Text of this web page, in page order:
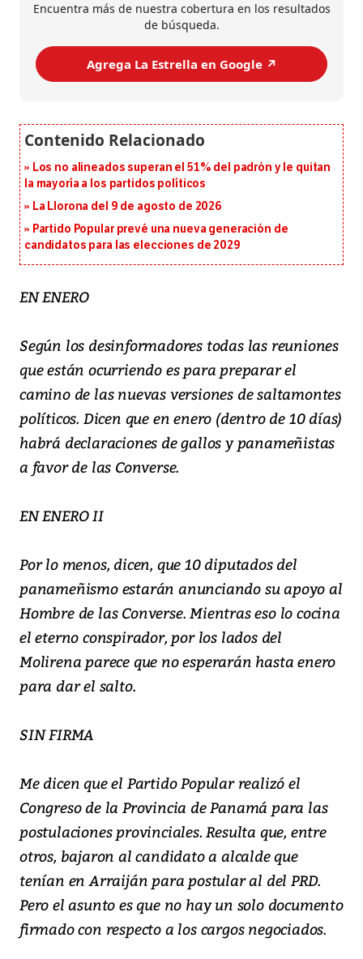
Encuentra más de nuestra cobertura en los resultados
de búsqueda.
Agrega La Estrella en Google ↗️
Los no alineados superan el 51% del padrón y le quitan
la mayoría a los partidos políticos
La Llorona del 9 de agosto de 2026
Partido Popular prevé una nueva generación de
candidatos para las elecciones de 2029
EN ENERO
Según los desinformadores todas las reuniones
que están ocurriendo es para preparar el
camino de las nuevas versiones de saltamontes
políticos. Dicen que en enero (dentro de 10 días)
habrá declaraciones de gallos y panameñistas
a favor de las Converse.
EN ENERO II
Por lo menos, dicen, que 10 diputados del
panameñismo estarán anunciando su apoyo al
Hombre de las Converse. Mientras eso lo cocina
el eterno conspirador, por los lados del
Molirena parece que no esperarán hasta enero
para dar el salto.
SIN FIRMA
Me dicen que el Partido Popular realizó el
Congreso de la Provincia de Panamá para las
postulaciones provinciales. Resulta que, entre
otros, bajaron al candidato a alcalde que
tenían en Arraiján para postular al del PRD.
Pero el asunto es que no hay un solo documento
firmado con respecto a los cargos negociados.